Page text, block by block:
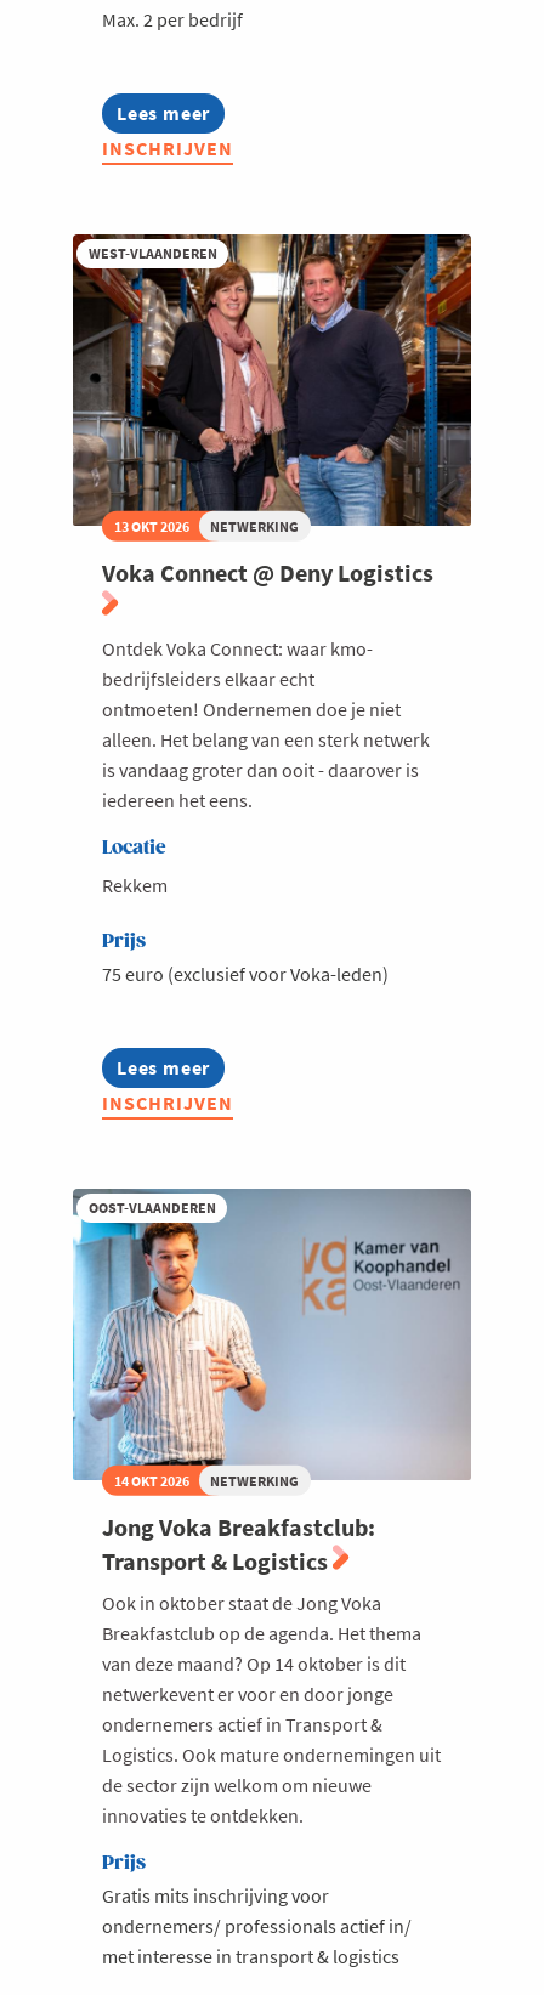
Max. 2 per bedrijf
Lees meer
about
Welkom@Voka
in
najaar
2026
INSCHRIJVEN
WEST-VLAANDEREN
13 OKT 2026 NETWERKING
Voka Connect @ Deny Logistics
Ontdek Voka Connect: waar kmo-
bedrijfsleiders elkaar echt
ontmoeten! Ondernemen doe je niet
alleen. Het belang van een sterk netwerk
is vandaag groter dan ooit - daarover is
iedereen het eens.
Locatie
Rekkem
Prijs
75 euro (exclusief voor Voka-leden)
Lees meer
about
Voka
Connect
Logistics
INSCHRIJVEN
OOST-VLAANDEREN
14 OKT 2026 NETWERKING
Jong Voka Breakfastclub:
Transport & Logistics
Ook in oktober staat de Jong Voka
Breakfastclub op de agenda. Het thema
van deze maand? Op 14 oktober is dit
netwerkevent er voor en door jonge
ondernemers actief in Transport &
Logistics. Ook mature ondernemingen uit
de sector zijn welkom om nieuwe
innovaties te ontdekken.
Prijs
Gratis mits inschrijving voor
ondernemers/ professionals actief in/
met interesse in transport & logistics